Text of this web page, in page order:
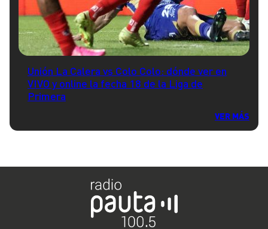
Unión La Calera vs Colo Colo: dónde ver en
VIVO y online la fecha 18 de la Liga de
Primera
VER MÁS